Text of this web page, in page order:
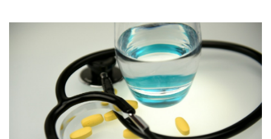
BMD 1.156136
BND 1.477082
BOB 13.69983
BRL 5.876989
BSD 1.152686
BTN 109.688637
BWP 15.558807
BYN 3.432357
BYR 22660.258427